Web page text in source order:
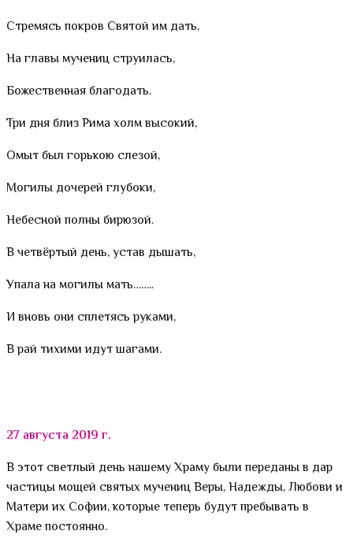
Стремясь покров Святой им дать,
На главы мучениц струилась,
Божественная благодать.
Три дня близ Рима холм высокий,
Омыт был горькою слезой,
Могилы дочерей глубоки,
Небесной полны бирюзой.
В четвёртый день, устав дышать,
Упала на могилы мать……..
И вновь они сплетясь руками,
В рай тихими идут шагами.
27 августа 2019 г.
В этот светлый день нашему Храму были переданы в дар
частицы мощей святых мучениц Веры, Надежды, Любови и
Матери их Софии, которые теперь будут пребывать в
Храме постоянно.